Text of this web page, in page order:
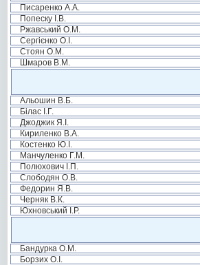
Писаренко А.А.
Попеску І.В.
Ржавський О.М.
Сергієнко О.І.
Стоян О.М.
Шмаров В.М.
Альошин В.Б.
Білас І.Г.
Джоджик Я.І.
Кириленко В.А.
Костенко Ю.І.
Манчуленко Г.М.
Полюхович І.П.
Слободян О.В.
Федорин Я.В.
Черняк В.К.
Юхновський І.Р.
Бандурка О.М.
Борзих О.І.